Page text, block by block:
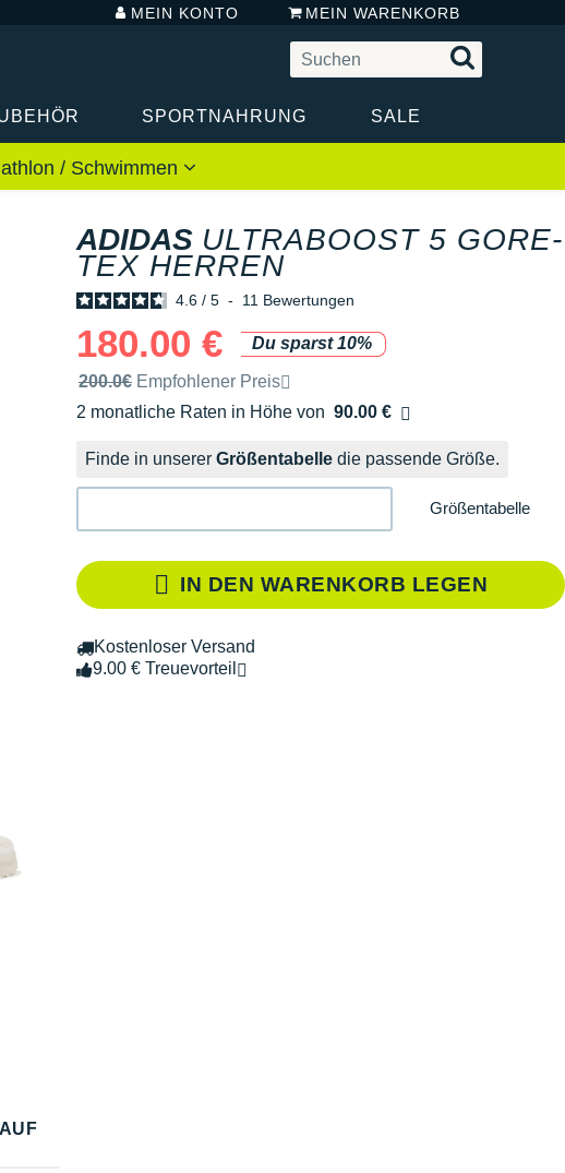
MEIN KONTO MEIN WARENKORB
SPORTNAHRUNG SALE
/ Schwimmen
ADIDAS ULTRABOOST 5 GORE-
TEX HERREN
4.6 / 5 - 11 Bewertungen
180.00 €
Du sparst 10%
Unverbindliche Preisempfehlung der Marke
200.0€ Empfohlener Preis
2 monatliche Raten in Höhe von 90.00 €
Ohne Zusatzkosten
Finde in unserer Größentabelle die passende Größe.
Größentabelle
IN DEN WARENKORB LEGEN
Kostenloser Versand
9.00 € Treuevorteil